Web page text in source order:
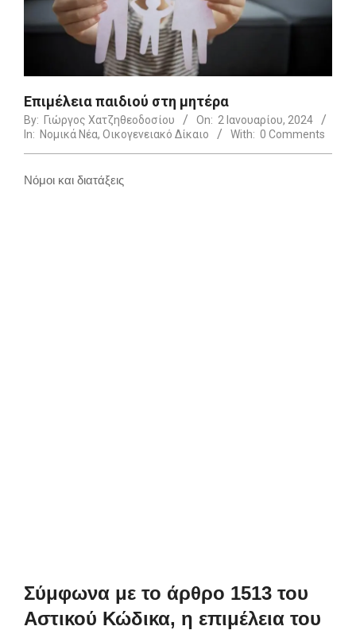
Επιμέλεια παιδιού στη μητέρα
By: Γιώργος Χατζηθεοδοσίου On: 2 Ιανουαρίου, 2024
In: Νομικά Νέα, Οικογενειακό Δίκαιο With: 0 Comments
Νόμοι και διατάξεις
Σύμφωνα με το άρθρο 1513 του
Αστικού Κώδικα, η επιμέλεια του